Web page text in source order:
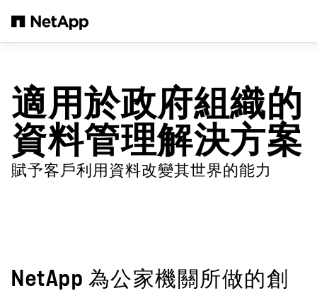
適用於政府組織的
資料管理解決方案
賦予客戶利用資料改變其世界的能力
NetApp 為公家機關所做的創